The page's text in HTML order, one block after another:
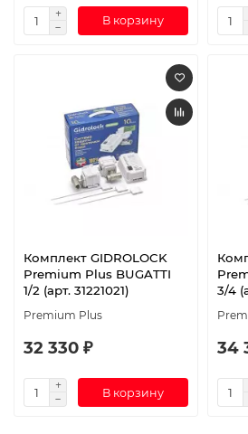
В корзину
Комплект GIDROLOCK
Premium Plus BUGATTI
1/2 (арт. 31221021)
Premium Plus
32 330 ₽
В корзину
3/4
34